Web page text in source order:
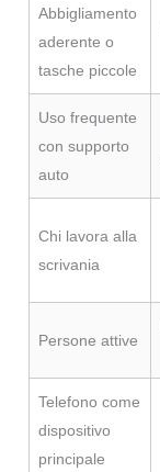
Abbigliamento
aderente o
tasche piccole
Uso frequente
con supporto
auto
Chi lavora alla
scrivania
Persone attive
Telefono come
dispositivo
principale